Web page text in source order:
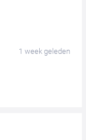
1 week geleden